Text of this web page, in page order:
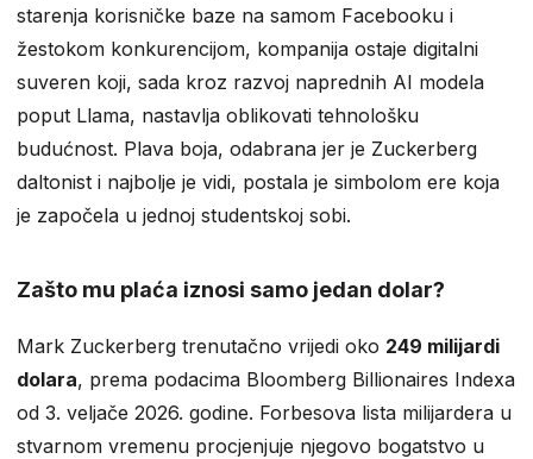
starenja korisničke baze na samom Facebooku i
žestokom konkurencijom, kompanija ostaje digitalni
suveren koji, sada kroz razvoj naprednih AI modela
poput Llama, nastavlja oblikovati tehnološku
budućnost. Plava boja, odabrana jer je Zuckerberg
daltonist i najbolje je vidi, postala je simbolom ere koja
je započela u jednoj studentskoj sobi.
Zašto mu plaća iznosi samo jedan dolar?
Mark Zuckerberg trenutačno vrijedi oko 249 milijardi
dolara, prema podacima Bloomberg Billionaires Indexa
od 3. veljače 2026. godine. Forbesova lista milijardera u
stvarnom vremenu procjenjuje njegovo bogatstvo u